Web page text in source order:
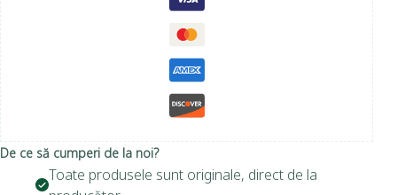
De ce să cumperi de la noi?
Toate produsele sunt originale, direct de la